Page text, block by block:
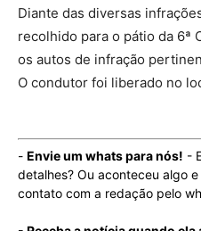
Diante das diversas
recolhido para o pátio da 6ª
os autos de infração
O condutor foi liberado no
- Envie um whats para nós! -
detalhes? Ou aconteceu algo
contato com a redação pelo